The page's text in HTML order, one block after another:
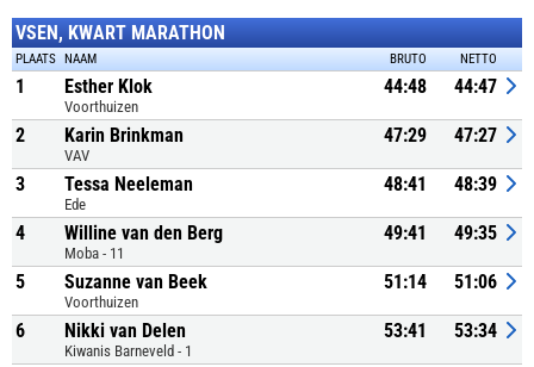
VSEN, KWART MARATHON
PLAATS NAAM BRUTO NETTO
1 Esther Klok
Voorthuizen
44:48 44:47
2 Karin Brinkman
VAV
47:29 47:27
3 Tessa Neeleman
Ede
48:41 48:39
4 Willine van den Berg
Moba - 11
49:41 49:35
5 Suzanne van Beek
Voorthuizen
51:14 51:06
6 Nikki van Delen
Kiwanis Barneveld - 1
53:41 53:34